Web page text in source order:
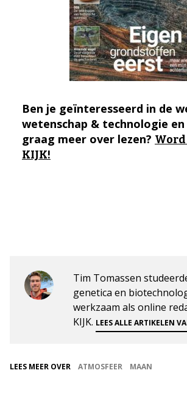
Ben je geïnteresseerd in de
wetenschap & technologie
graag meer over lezen?
KIJK!
Tim Tomassen
genetica en
werkzaam als online
KIJK. LEES ALLE ARTIKELEN
LEES MEER OVER ATMOSFEER MAAN